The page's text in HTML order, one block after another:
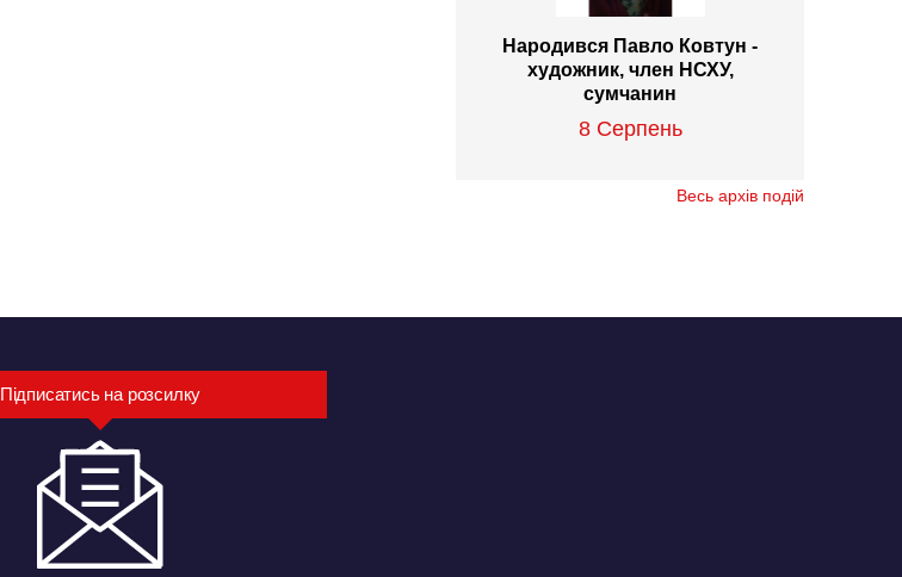
Народився Павло Ковтун -
художник, член НСХУ,
сумчанин
8 Серпень
Весь архів подій
Підписатись на розсилку